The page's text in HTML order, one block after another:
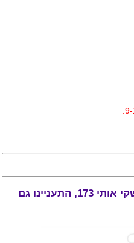
גולשים שרכשו את המוצר - נשקי אותי 173, התעניינו גם